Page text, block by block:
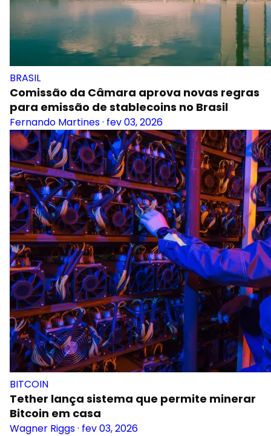
BRASIL
Comissão da Câmara aprova novas regras
para emissão de stablecoins no Brasil
Fernando Martines· fev 03, 2026
BITCOIN
Tether lança sistema que permite minerar
Bitcoin em casa
Wagner Riggs· fev 03, 2026